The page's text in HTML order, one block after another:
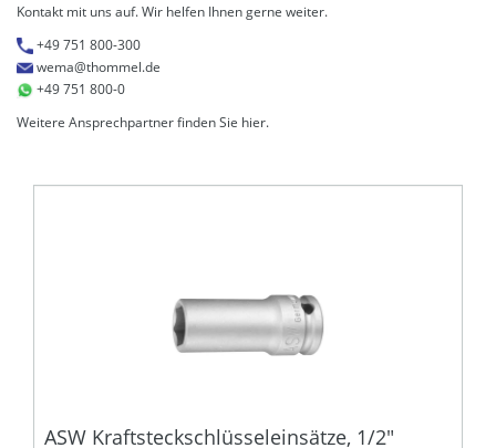
Kontakt mit uns auf. Wir helfen Ihnen gerne weiter.
+49 751 800-300
wema@thommel.de
+49 751 800-0
Weitere Ansprechpartner finden Sie hier.
ASW Kraftsteckschlüsseleinsätze, 1/2"